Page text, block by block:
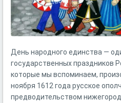
День народного единства —
государственных праздников
которые мы вспоминаем,
ноября 1612 года русское
предводительством